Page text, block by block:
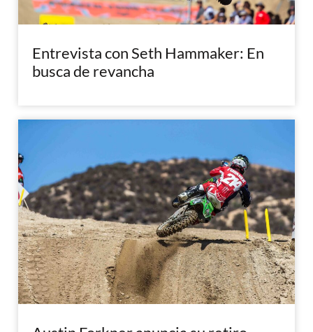
Entrevista con Seth Hammaker: En
busca de revancha